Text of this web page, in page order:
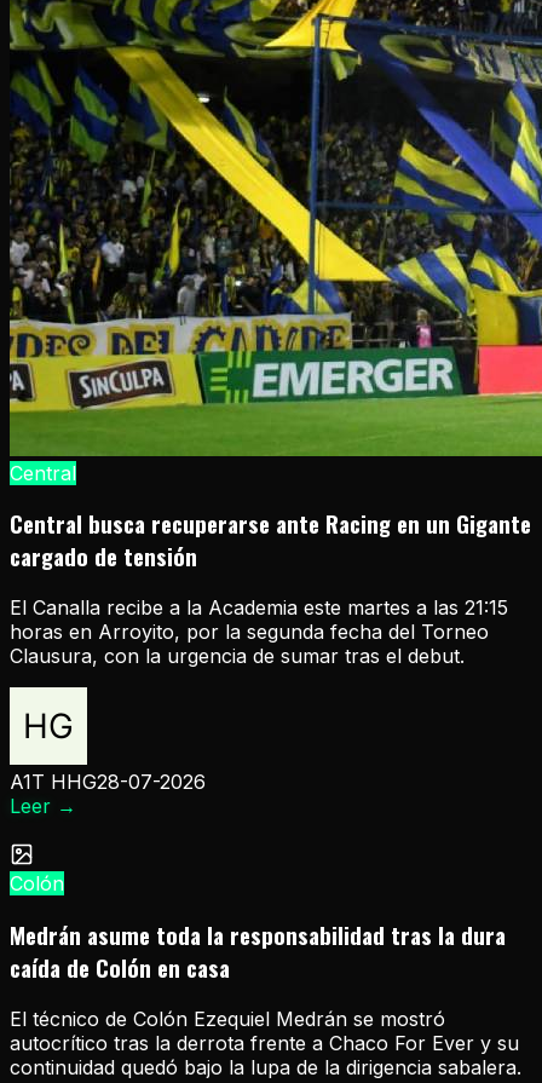
Central
Central busca recuperarse ante Racing en un Gigante
cargado de tensión
El Canalla recibe a la Academia este martes a las 21:15
horas en Arroyito, por la segunda fecha del Torneo
Clausura, con la urgencia de sumar tras el debut.
A1T HHG28-07-2026
Leer →
Colón
Medrán asume toda la responsabilidad tras la dura
caída de Colón en casa
El técnico de Colón Ezequiel Medrán se mostró
autocrítico tras la derrota frente a Chaco For Ever y su
continuidad quedó bajo la lupa de la dirigencia sabalera.